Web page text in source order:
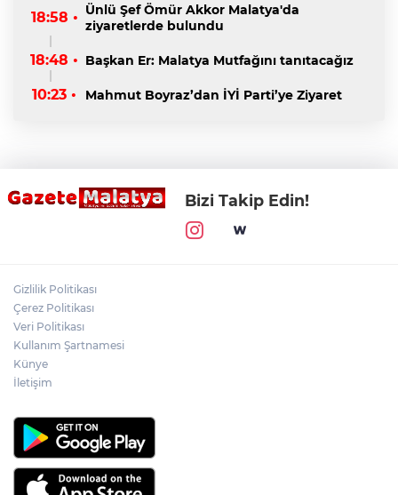
18:58 • Ünlü Şef Ömür Akkor Malatya'da
ziyaretlerde bulundu
18:48 • Başkan Er: Malatya Mutfağını tanıtacağız
10:23 • Mahmut Boyraz’dan İYİ Parti’ye Ziyaret
Bizi Takip Edin!
Gizlilik Politikası
Çerez Politikası
Veri Politikası
Kullanım Şartnamesi
Künye
İletişim